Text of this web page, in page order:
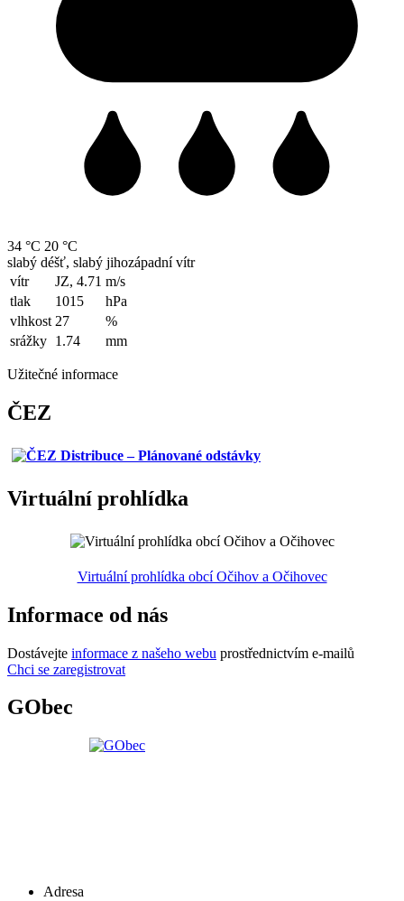
34 °C 20 °C
slabý déšť, slabý jihozápadní vítr
vítr
JZ, 4.71 m/s
tlak
1015
hPa
vlhkost 27
%
srážky 1.74 mm
Užitečné informace
ČEZ
Virtuální prohlídka
Virtuální prohlídka obcí Očihov a Očihovec
Informace od nás
Dostávejte informace z našeho webu prostřednictvím e-mailů
Chci se zaregistrovat
GObec
Adresa